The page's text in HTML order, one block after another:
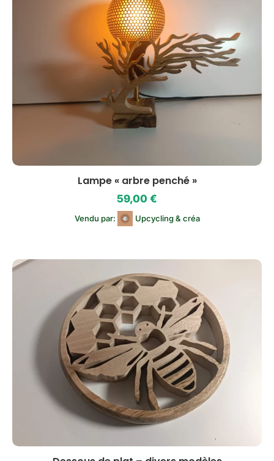
Lampe « arbre penché »
59,00 €
Vendu par: Upcycling & créa